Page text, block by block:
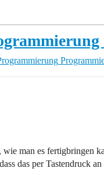
man es fertigbringen
das per Tastendruck